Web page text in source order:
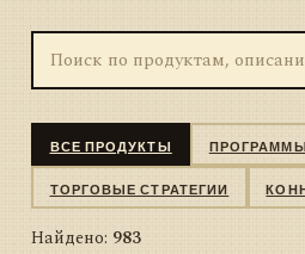
ВСЕ ПРОДУКТЫ ПРОГРАММЫ
ТОРГОВЫЕ СТРАТЕГИИ
Найдено: 983